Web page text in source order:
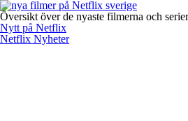
Översikt över de nyaste filmerna och
Nytt på Netflix
Netflix Nyheter